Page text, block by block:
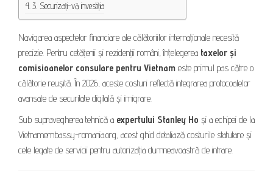
3. Securizați-vă investiția
Navigarea aspectelor financiare ale călătoriilor internaționale necesită
precizie. Pentru cetățenii și rezidenții români, înțelegerea taxelor și
comisioanelor consulare pentru Vietnam este primul pas către o
călătorie reușită. În 2026, aceste costuri reflectă integrarea protocoalelor
avansate de securitate digitală și imigrare.
Sub supravegherea tehnică a expertului Stanley Ho și a echipei de la
Vietnamembassy-romania.org, acest ghid detaliază costurile statutare și
cele legate de servicii pentru autorizația dumneavoastră de intrare.